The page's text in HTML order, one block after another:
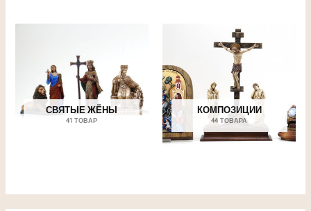
СВЯТЫЕ ЖЁНЫ
41 ТОВАР
КОМПОЗИЦИИ
44 ТОВАРА